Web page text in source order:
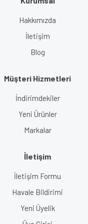
Hakkımızda
İletişim
Blog
Müşteri Hizmetleri
İndirimdekiler
Yeni Ürünler
Markalar
İletişim
İletişim Formu
Havale Bildirimi
Yeni Üyelik